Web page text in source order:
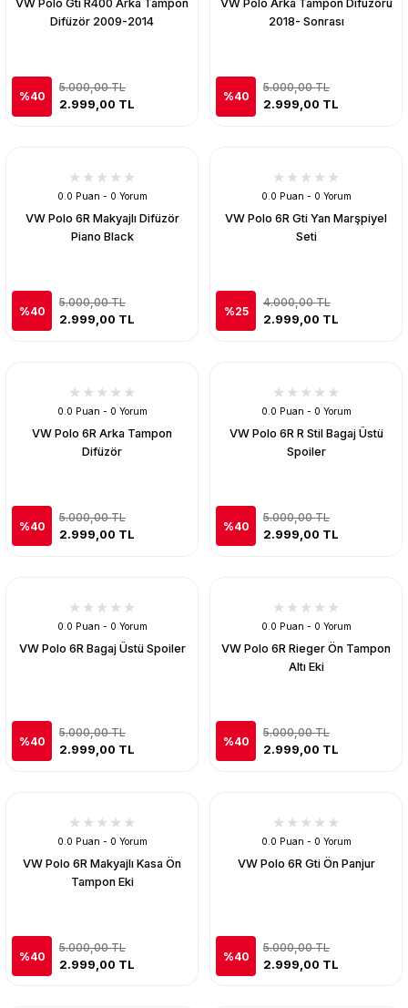
VW Polo Gti R400 Arka Tampon
Difüzör 2009-2014
%40
5.000,00 TL
2.999,00 TL
VW Polo Arka Tampon Difüzörü
2018- Sonrası
%40
5.000,00 TL
2.999,00 TL
0.0 Puan - 0 Yorum
VW Polo 6R Makyajlı Difüzör
Piano Black
%40
5.000,00 TL
2.999,00 TL
0.0 Puan - 0 Yorum
VW Polo 6R Gti Yan Marşpiyel
Seti
%25
4.000,00 TL
2.999,00 TL
0.0 Puan - 0 Yorum
VW Polo 6R Arka Tampon
Difüzör
%40
5.000,00 TL
2.999,00 TL
0.0 Puan - 0 Yorum
VW Polo 6R R Stil Bagaj Üstü
Spoiler
%40
5.000,00 TL
2.999,00 TL
0.0 Puan - 0 Yorum
VW Polo 6R Bagaj Üstü Spoiler
%40
5.000,00 TL
2.999,00 TL
0.0 Puan - 0 Yorum
VW Polo 6R Rieger Ön Tampon
Altı Eki
%40
5.000,00 TL
2.999,00 TL
0.0 Puan - 0 Yorum
VW Polo 6R Makyajlı Kasa Ön
Tampon Eki
%40
5.000,00 TL
2.999,00 TL
0.0 Puan - 0 Yorum
VW Polo 6R Gti Ön Panjur
%40
5.000,00 TL
2.999,00 TL